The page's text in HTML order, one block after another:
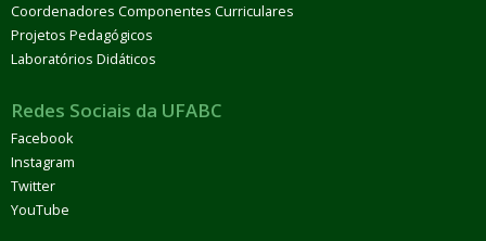
Coordenadores Componentes Curriculares
Projetos Pedagógicos
Laboratórios Didáticos
Redes Sociais da UFABC
Facebook
Instagram
Twitter
YouTube